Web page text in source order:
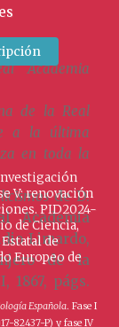
Academia
de la Real
a la última
en toda la
de D.
Academia
Limardo,
de la
1867, págs.
V: renovación
PID2024-
de Ciencia,
de
Europeo de
Española. Fase I
82437-P) y fase IV